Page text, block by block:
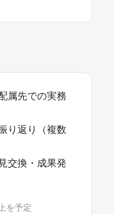
先での実務
り返り（複数
換・成果発
を予定